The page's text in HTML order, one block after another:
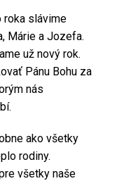
roka slávime
Márie a Jozefa.
už nový rok.
Pánu Bohu za
nás
ako všetky
rodiny.
všetky naše